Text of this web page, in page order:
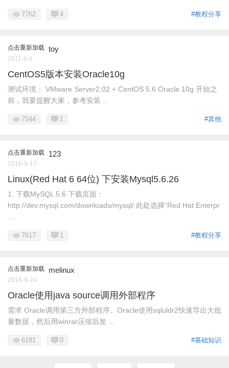
#教程分享
7762 4
点击重新加载 toy
2011-9-6
CentOS5版本安装Oracle10g
测试环境： VMware Server2.02 + CentOS 5.6 Oracle 10g 开始之
前，我要提醒大家，参考安装 ...
#其他
7544 1
点击重新加载 123
2016-9-17
Linux(Red Hat 6 64位) 下安装Mysql5.6.26
1. 下载MySQL 5.6 下载页面：
http://dev.mysql.com/downloads/mysql/ 此处选择“Red Hat Enterpr
#教程分享
7617 1
点击重新加载 melinux
2016-9-24
Oracle使用java source调用外部程序
需求 Oracle调用第三方外部程序。Oracle使用sqluldr2快速导出大批
量数据，然后用winrar压缩后发 ...
#基础知识
6181 0